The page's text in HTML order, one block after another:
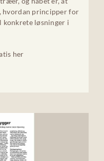
hvordan principper for
løsninger i
her